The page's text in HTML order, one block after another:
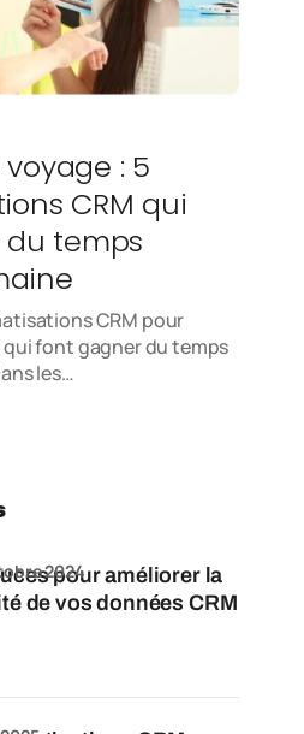
: 5
CRM qui
temps
CRM pour
font gagner du temps
les…
pour améliorer la
de vos données CRM
2024